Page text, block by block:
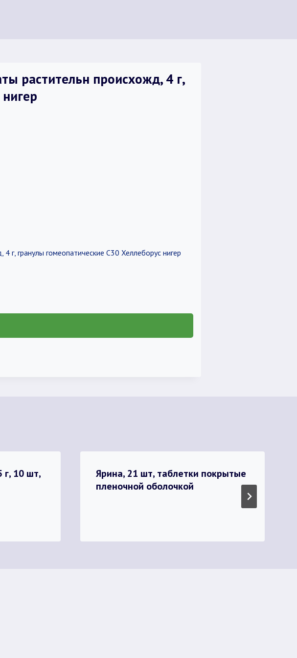
растительн происхожд, 4 г,
г, гранулы гомеопатические C30 Хеллеборус нигер
г, 10 шт,
Ярина, 21 шт, таблетки покрытые
пленочной оболочкой